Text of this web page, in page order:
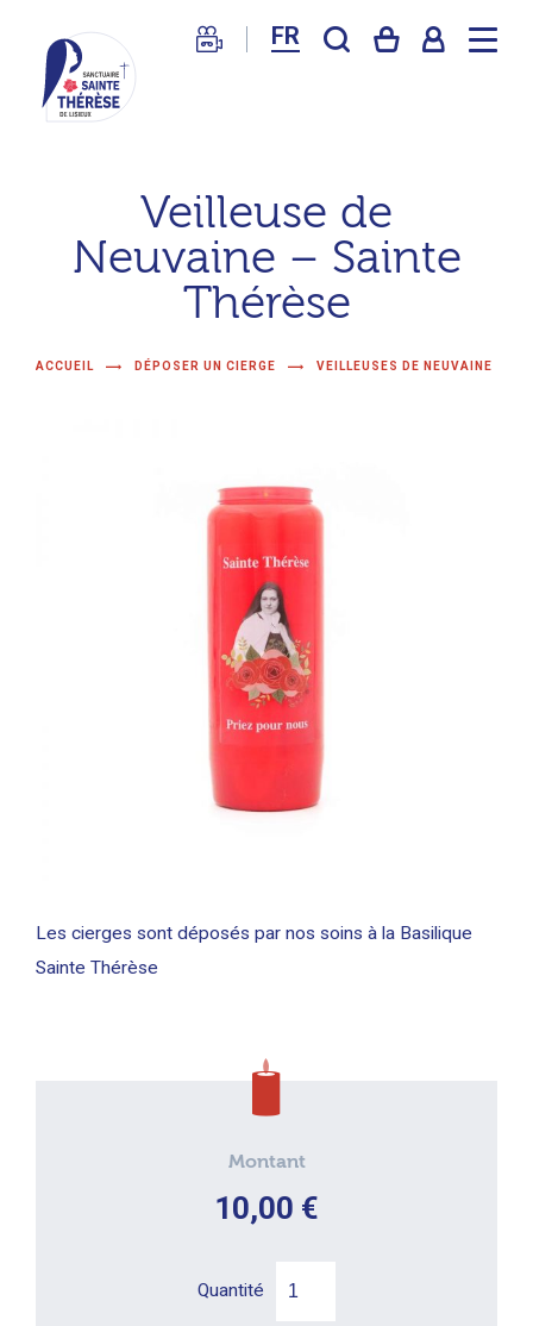
FR
Veilleuse de
Neuvaine – Sainte
Thérèse
ACCUEIL DÉPOSER UN CIERGE VEILLEUSES DE NEUVAINE
Les cierges sont déposés par nos soins à la Basilique
Sainte Thérèse
Montant
10,00 €
Quantité